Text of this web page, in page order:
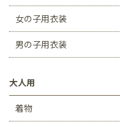
女の子用衣装
男の子用衣装
大人用
着物